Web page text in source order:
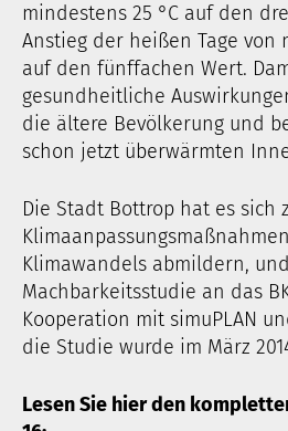
mindestens 25 °C auf den
Anstieg der heißen Tage von
auf den fünffachen Wert.
gesundheitliche
die ältere Bevölkerung und
schon jetzt überwärmten
Die Stadt Bottrop hat es sich
Klimawandels abmildern,
Machbarkeitsstudie an das
Kooperation mit simuPLAN
die Studie wurde im März
Lesen Sie hier den